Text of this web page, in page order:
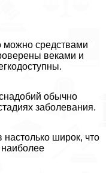
можно средствами
веками и
обычно
заболевания.
широк, что